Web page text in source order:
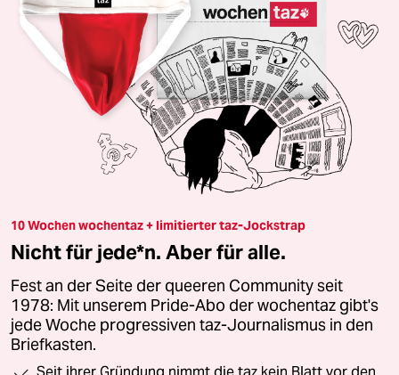
10 Wochen wochentaz + limitierter taz-Jockstrap
Nicht für jede*n. Aber für alle.
Fest an der Seite der queeren Community seit
1978: Mit unserem Pride-Abo der wochentaz gibt's
jede Woche progressiven taz-Journalismus in den
Briefkasten.